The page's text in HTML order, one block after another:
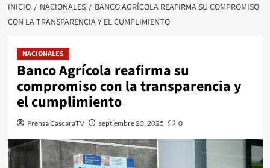
INICIO NACIONALES
BANCO AGRÍCOLA REAFIRMA SU COMPROMISO
CON LA TRANSPARENCIA Y EL CUMPLIMIENTO
NACIONALES
Banco Agrícola reafirma su
compromiso con la transparencia y
el cumplimiento
Prensa CascaraTV septiembre 23, 2025 0